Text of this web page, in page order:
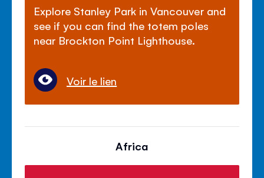
Explore Stanley Park in Vancouver and
see if you can find the totem poles
near Brockton Point Lighthouse.
Voir le lien
Africa